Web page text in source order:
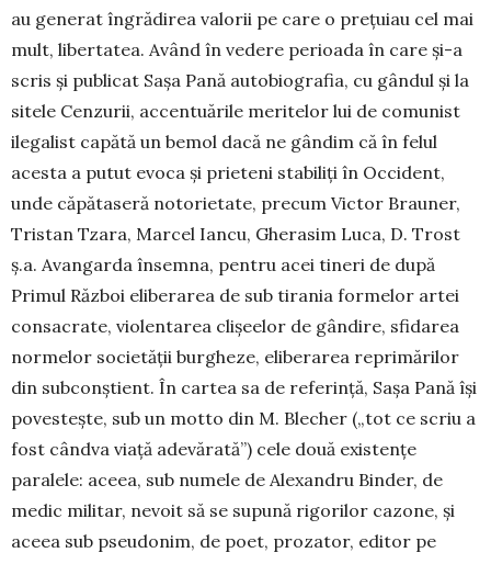
au generat îngrădirea valorii pe care o prețuiau cel mai
mult, libertatea. Având în vedere perioada în care și-a
scris și publicat Sașa Pană au­to­biografia, cu gândul și la
sitele Cenzurii, accen­tuă­rile meritelor lui de comunist
ilegalist capătă un be­mol dacă ne gândim că în felul
acesta a putut evo­ca și prieteni stabiliți în Occident,
unde căpătaseră notorietate, precum Victor Brauner,
Tristan Tzara, Marcel Iancu, Gherasim Luca, D. Trost
ș.a. Avan­garda însemna, pentru acei tineri de după
Primul Război eliberarea de sub tirania formelor artei
con­sacrate, violentarea clișeelor de gândire, sfidarea
normelor societății burgheze, eliberarea reprimărilor
din subconștient. În cartea sa de referință, Sașa Pană își
povestește, sub un motto din M. Blecher („tot ce scriu a
fost cândva viață adevărată”) cele două exis­tențe
paralele: aceea, sub numele de Alexandru Bin­der, de
medic militar, nevoit să se supună rigorilor cazone, și
aceea sub pseudonim, de poet, prozator, editor pe